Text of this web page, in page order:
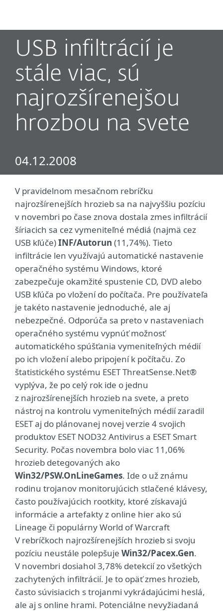
USB infiltrácií je
stále viac, sú
najrozšírenejšou
hrozbou na svete
04.12.2008
V pravidelnom mesačnom rebríčku
najrozšírenejších hrozieb sa na najvyššiu pozíciu
v novembri po čase znova dostala zmes infiltrácií
šíriacich sa cez vymeniteľné médiá (najmä cez
USB kľúče)INF/Autorun (11,74%). Tieto
infiltrácie len využívajú automatické nastavenie
operačného systému Windows, ktoré
zabezpečuje okamžité spustenie CD, DVD alebo
USB kľúča po vložení do počítača. Pre používateľa
je takéto nastavenie jednoduché, ale aj
nebezpečné. Odporúča sa preto v nastaveniach
operačného systému vypnúť možnosť
automatického spúšťania vymeniteľných médií
po ich vložení alebo pripojení k počítaču. Zo
štatistického systému ESET ThreatSense.Net®
vyplýva, že po celý rok ide o jednu
z najrozšírenejších hrozieb na svete, a preto
nástroj na kontrolu vymeniteľných médií zaradil
ESET aj do plánovanej novej verzie 4 svojich
produktov ESET NOD32 Antivirus a ESET Smart
Security. Počas novembra bolo viac 11,06%
hrozieb detegovaných ako
Win32/PSW.OnLineGames. Ide o už známu
rodinu trojanov monitorujúcich stlačené klávesy,
často používajúcich rootkity, ktoré získavajú
informácie a artefakty z online hier ako sú
Lineage či populárny World of Warcraft
V rebríčkoch najrozšírenejších hrozieb si svoju
pozíciu neustále polepšuje Win32/Pacex.Gen.
V novembri dosiahol 3,78% detekcií zo všetkých
zachytených infiltrácií. Je to opäť zmes hrozieb,
často súvisiacich s trojanmi vykrádajúcimi heslá,
ale aj s online hrami. Potenciálne nevyžiadaná